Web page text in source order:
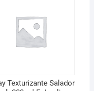
Texturizante Salador